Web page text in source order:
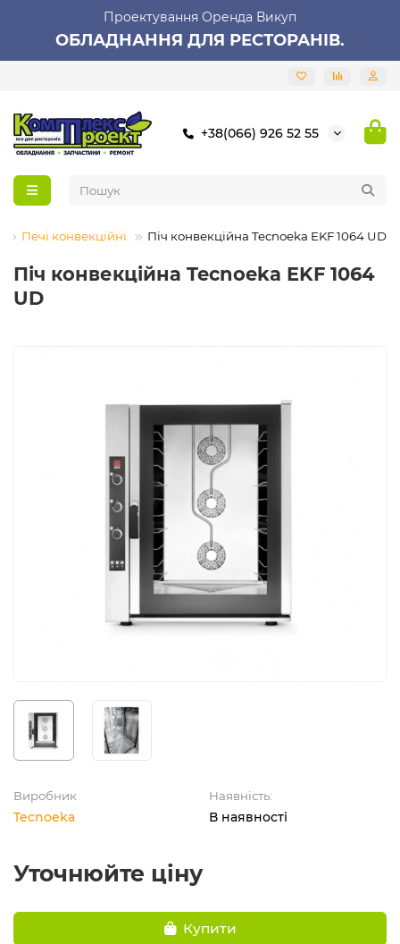
Проектування Оренда Викуп
ОБЛАДНАННЯ ДЛЯ РЕСТОРАНІВ.
+38(066) 926 52 55
Печі конвекційні Піч конвекційна Tecnoeka EKF 1064 UD
Піч конвекційна Tecnoeka EKF 1064
UD
Виробник
Tecnoeka
Наявність:
В наявності
Уточнюйте ціну
Купити